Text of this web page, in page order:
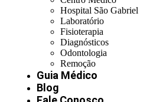
Hospital São Gabriel
Laboratório
Fisioterapia
Diagnósticos
Odontologia
Remoção
Guia Médico
Blog